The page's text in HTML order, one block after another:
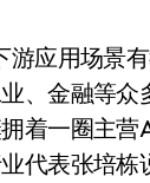
游应用场景
、金融等众
着一圈主营
代表张培栋